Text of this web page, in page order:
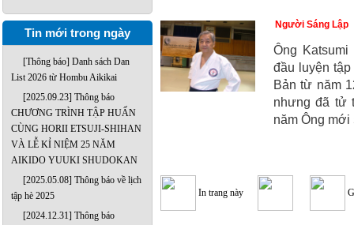
Tin mới trong ngày
[Thông báo] Danh sách Dan
List 2026 từ Hombu Aikikai
[2025.09.23] Thông báo
CHƯƠNG TRÌNH TẬP HUẤN
CÙNG HORII ETSUJI-SHIHAN
VÀ LỄ KỈ NIỆM 25 NĂM
AIKIDO YUUKI SHUDOKAN
[2025.05.08] Thông báo về lịch
tập hè 2025
[2024.12.31] Thông báo
Người Sáng Lập
Ông
đầu luyện
Bản từ năm
nhưng đã tử
năm Ông mới
In trang này